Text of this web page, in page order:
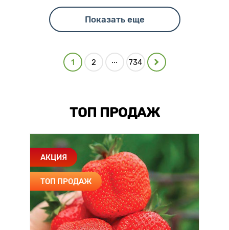
Показать еще
1 2 ... 734
ТОП ПРОДАЖ
АКЦИЯ
ТОП ПРОДАЖ